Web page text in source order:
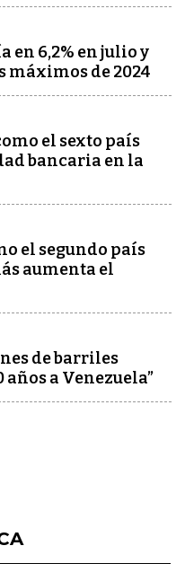
en 6,2% en julio y
máximos de 2024
el sexto país
bancaria en la
el segundo país
aumenta el
de barriles
a Venezuela”